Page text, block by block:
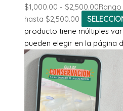
$1,000.00 - $2,500.00
hasta $2,500.00
producto tiene múltiples
pueden elegir en la página